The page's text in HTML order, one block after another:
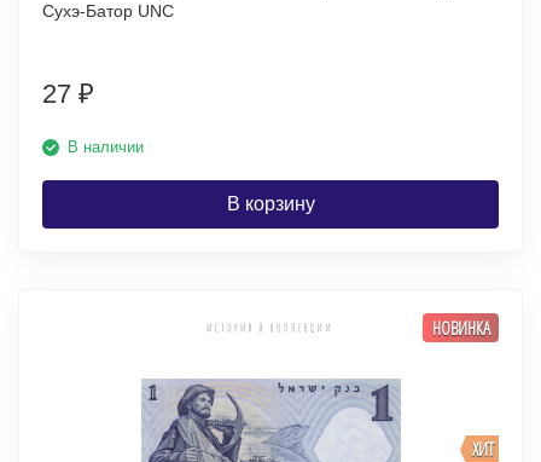
Сухэ-Батор UNC
27 ₽
В наличии
В корзину
ХИТ
НОВИНКА